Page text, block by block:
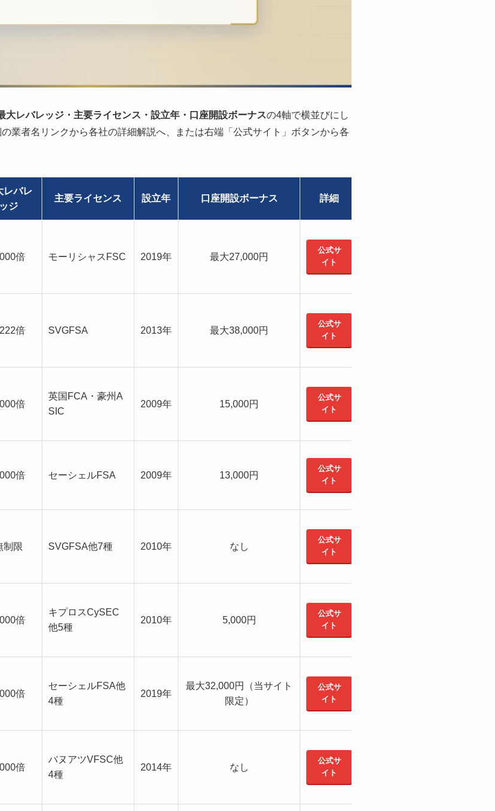
大レバレッジ・主要ライセンス・設立年・口座開設ボーナスの4軸で横並びにし
業者名リンクから各社の詳細解説へ、または右端「公式サイト」ボタンから各
レバレ
ッジ
主要ライセンス 設立年 口座開設ボーナス 詳細
倍 モーリシャスFSC 2019年 最大27,000円
公式サ
イト
倍 SVGFSA 2013年 最大38,000円
公式サ
イト
倍
英国FCA・豪州A
SIC
2009年 15,000円
公式サ
イト
倍 セーシェルFSA 2009年 13,000円
公式サ
イト
制限 SVGFSA他7種 2010年 なし
公式サ
イト
倍
キプロスCySEC
他5種
2010年 5,000円
公式サ
イト
倍
セーシェルFSA他
4種
2019年
最大32,000円（当サイト
限定）
公式サ
イト
倍
バヌアツVFSC他
4種
2014年 なし
公式サ
イト